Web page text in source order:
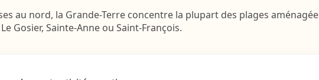
au nord, la Grande-Terre concentre la plupart des plages
Gosier, Sainte-Anne ou Saint-François.